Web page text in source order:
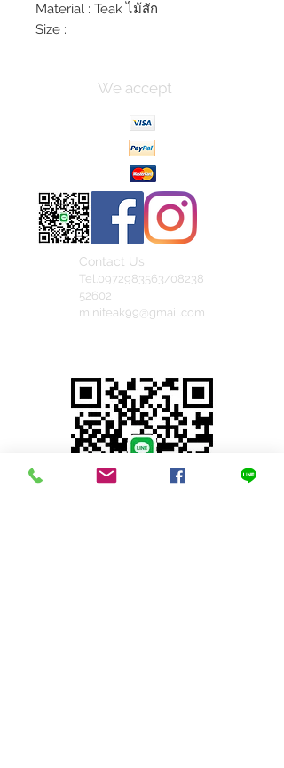
Material : Teak ไม้สัก
Size :
We accept
Contact Us
Tel.0972983563/08238
52602
miniteak99@gmail.com